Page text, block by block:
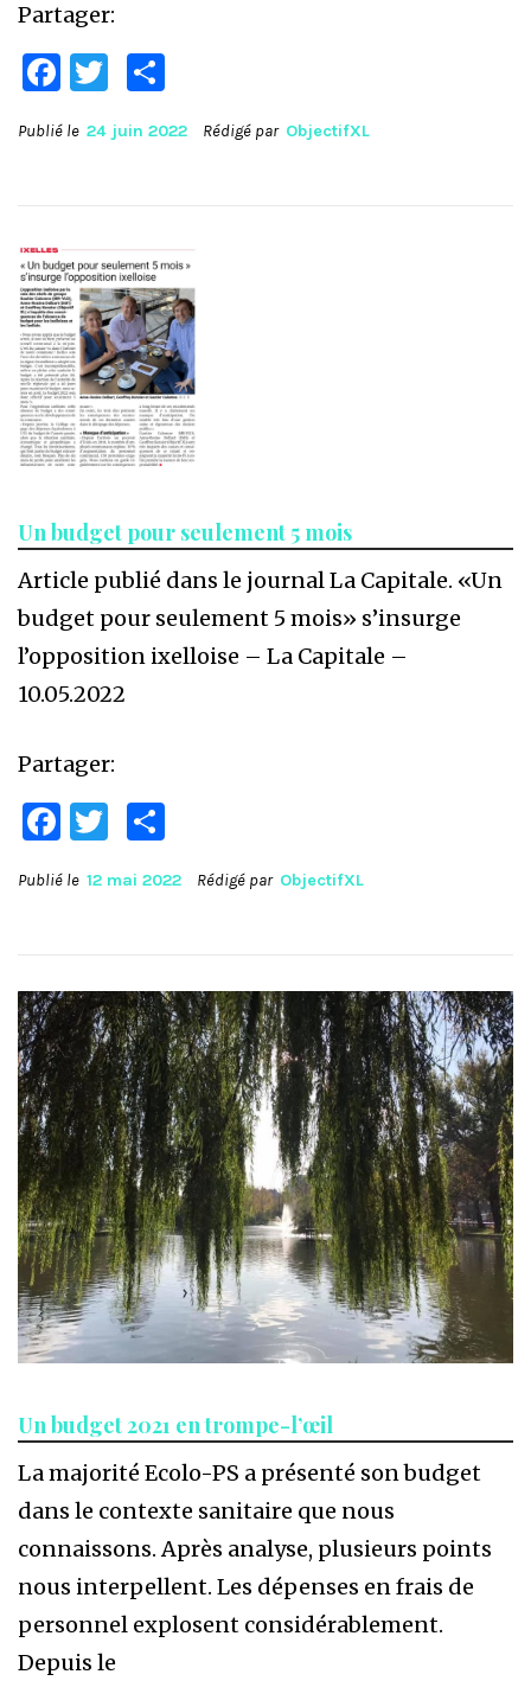
Partager:
Facebook
Twitter
Publié le 24 juin 2022 Rédigé par ObjectifXL
Un budget pour seulement 5 mois
Article publié dans le journal La Capitale. «Un
budget pour seulement 5 mois» s’insurge
l’opposition ixelloise – La Capitale –
10.05.2022
Partager:
Facebook
Twitter
Publié le 12 mai 2022 Rédigé par ObjectifXL
Un budget 2021 en trompe-l’œil
La majorité Ecolo-PS a présenté son budget
dans le contexte sanitaire que nous
connaissons. Après analyse, plusieurs points
nous interpellent. Les dépenses en frais de
personnel explosent considérablement.
Depuis le